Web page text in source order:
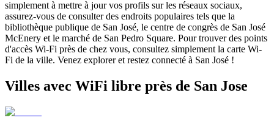
simplement à mettre à jour vos profils sur les réseaux sociaux,
assurez-vous de consulter des endroits populaires tels que la
bibliothèque publique de San José, le centre de congrès de San José
McEnery et le marché de San Pedro Square. Pour trouver des points
d'accès Wi-Fi près de chez vous, consultez simplement la carte Wi-
Fi de la ville. Venez explorer et restez connecté à San José !
Villes avec WiFi libre près de San Jose